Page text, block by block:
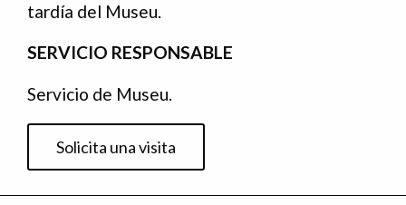
tardía del Museu.
SERVICIO RESPONSABLE
Servicio de Museu.
Solicita una visita